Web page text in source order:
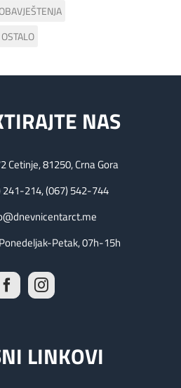
OBAVJEŠTENJA
OSTALO
NAS
Cetinje, 81250, Crna Gora
241-214, (067) 542-744
Ponedeljak-Petak, 07h-15h
LINKOVI